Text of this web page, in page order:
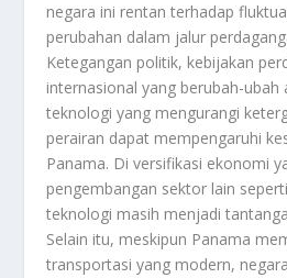
negara ini rentan terhadap
perubahan dalam jalur
Ketegangan politik, kebijakan
internasional yang berubah-ubah
teknologi yang mengurangi
perairan dapat mempengaruhi
Panama. Di versifikasi ekonomi
pengembangan sektor lain
teknologi masih menjadi
Selain itu, meskipun Panama
transportasi yang modern,